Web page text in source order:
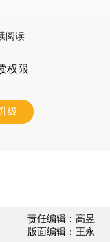
阅读
权限
级
责任编辑：高昱
版面编辑：王永